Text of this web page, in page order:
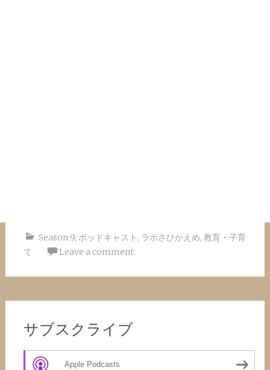
Season 9, ポッドキャスト , ラボさひかえめ, 教育・子育
て
Leave a comment
サブスクライブ
Apple Podcasts